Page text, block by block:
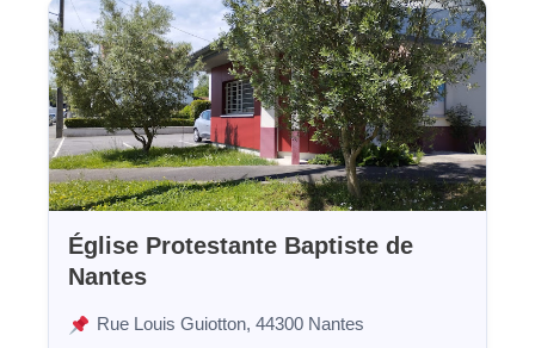
Église Protestante Baptiste de
Nantes
Rue Louis Guiotton, 44300 Nantes